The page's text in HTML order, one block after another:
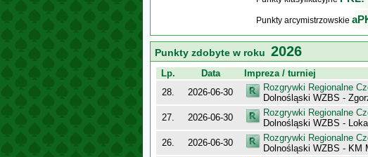
Punkty arcymistrzowskie
Punkty zdobyte w roku 2026
Lp. Data Impreza / turniej
28.
2026-06-30
Rozgrywki Regionalne
Dolnośląski WZBS -
27. 2026-06-30
Rozgrywki Regionalne
Dolnośląski WZBS -
26. 2026-06-30
Rozgrywki Regionalne
Dolnośląski WZBS - KM